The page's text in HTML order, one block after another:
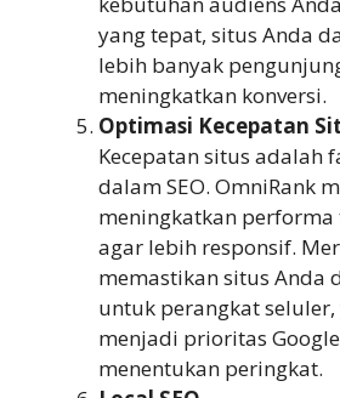
yang tepat, situs Anda
lebih banyak
meningkatkan konversi.
Optimasi Kecepatan
Kecepatan situs adalah
dalam SEO. OmniRank
meningkatkan performa
agar lebih responsif.
memastikan situs Anda
untuk perangkat
menjadi prioritas
menentukan peringkat.